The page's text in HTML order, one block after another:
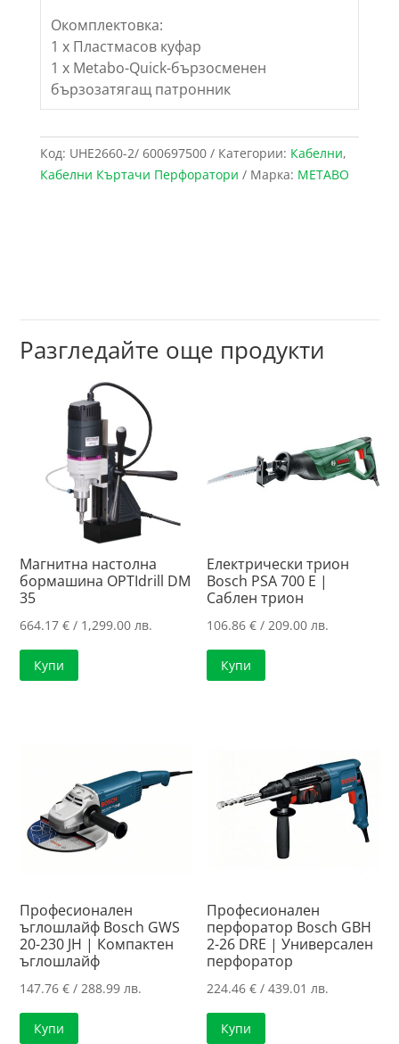
Окомплектовка:
1 х Пластмасов куфар
1 х Metabo-Quick-бързосменен
бързозатягащ патронник
Код: UHE2660-2/ 600697500 Категории: Кабелни,
Кабелни Къртачи Перфоратори
Марка: METABO
Разгледайте още продукти
Магнитна настолна
бормашина OPTIdrill DM
35
664.17€ / 1,299.00 лв.
Купи
Електрически трион
Bosch PSA 700 E |
Саблен трион
106.86€ / 209.00 лв.
Купи
Професионален
ъглошлайф Bosch GWS
20-230 JH | Компактен
ъглошлайф
147.76€ / 288.99 лв.
Купи
Професионален
перфоратор Bosch GBH
2-26 DRE | Универсален
перфоратор
224.46€ / 439.01 лв.
Купи